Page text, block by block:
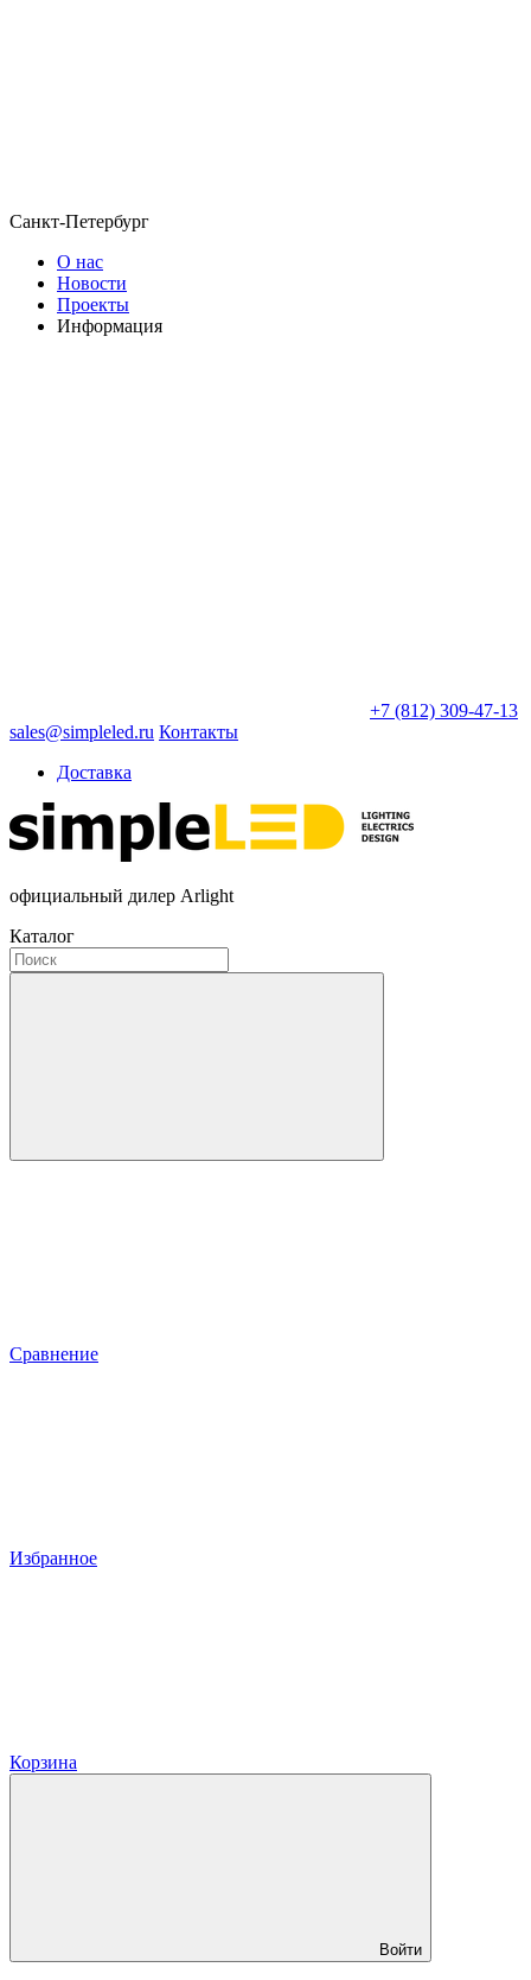
Санкт-Петербург
О нас
Новости
Проекты
Информация
+7 (812) 309-47-13
sales@simpleled.ru Контакты
Доставка
официальный дилер Arlight
Каталог
Сравнение
Избранное
Корзина
Войти